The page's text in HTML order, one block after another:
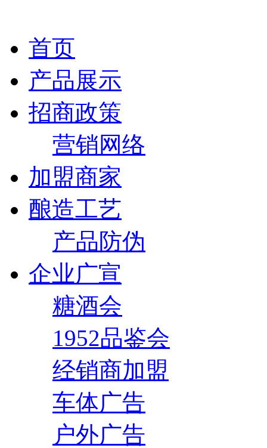
首页
产品展示
招商政策
营销网络
加盟商家
酿造工艺
产品防伪
企业广宣
糖酒会
1952品鉴会
经销商加盟
车体广告
户外广告